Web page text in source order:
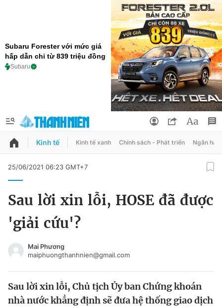
Subaru Forester với mức giá
hấp dẫn chỉ từ 839 triệu đồng
Subaru
QUẢNG CÁO
Chào ngày mới Tin 24h
Tin thị trường Tin 360
Đổi mật khẩu
Tin đã lưu
Tin đã xem
Kinh tế Kinh tế xanh Chính sách - Phát triển Ngân
25/06/2021 06:23 GMT+7
Sau lời xin lỗi, HOSE đã được
'giải cứu'?
Mai Phương
maiphuongthanhnien@gmail.com
Sau lời xin lỗi, Chủ tịch Ủy ban Chứng khoán
nhà nước khẳng định sẽ đưa hệ thống giao dịch